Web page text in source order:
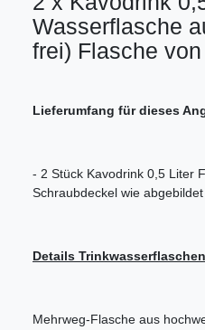
Wasserflasche
frei) Flasche
Lieferumfang für dieses
- 2 Stück Kavodrink 0,5 Liter
Schraubdeckel wie abgebildet
Details
Mehrweg-Flasche aus